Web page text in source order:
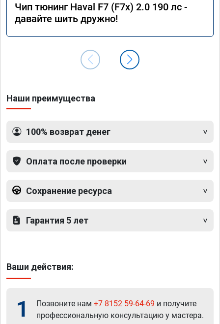
Чип тюнинг Haval F7 (F7x) 2.0 190 лс -
давайте шить дружно!
Наши преимущества
100% возврат денег
Оплата после проверки
Сохранение ресурса
Гарантия 5 лет
Ваши действия:
1 Позвоните нам +7 8152 59-64-69 и получите
профессиональную консультацию у мастера.